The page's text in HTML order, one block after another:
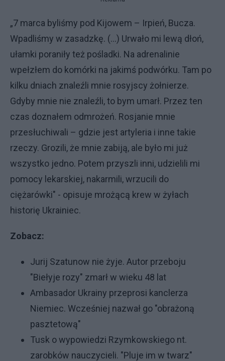
„7 marca byliśmy pod Kijowem – Irpień, Bucza.
Wpadliśmy w zasadzkę. (…) Urwało mi lewą dłoń,
ułamki poraniły też pośladki. Na adrenalinie
wpełzłem do komórki na jakimś podwórku. Tam po
kilku dniach znaleźli mnie rosyjscy żołnierze.
Gdyby mnie nie znaleźli, to bym umarł. Przez ten
czas doznałem odmrożeń. Rosjanie mnie
przesłuchiwali – gdzie jest artyleria i inne takie
rzeczy. Grozili, że mnie zabiją, ale było mi już
wszystko jedno. Potem przyszli inni, udzielili mi
pomocy lekarskiej, nakarmili, wrzucili do
ciężarówki" - opisuje mrożącą krew w żyłach
historię Ukrainiec.
Zobacz:
Jurij Szatunow nie żyje. Autor przeboju
"Biełyje rozy" zmarł w wieku 48 lat
Ambasador Ukrainy przeprosi kanclerza
Niemiec. Wcześniej nazwał go "obrażoną
pasztetową"
Tusk o wypowiedzi Rzymkowskiego nt.
zarobków nauczycieli. "Pluje im w twarz"